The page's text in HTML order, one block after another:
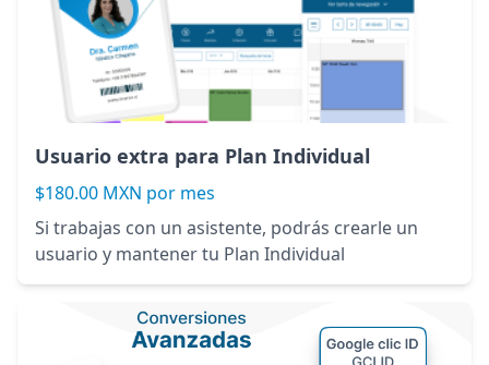
Usuario extra para Plan Individual
$180.00 MXN por mes
Si trabajas con un asistente, podrás crearle un
usuario y mantener tu Plan Individual